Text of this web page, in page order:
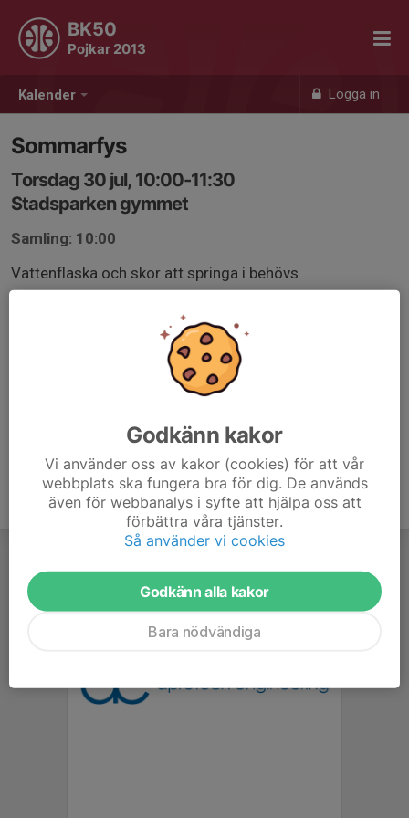
Kalender Logga in
BK50
Pojkar 2013
Sommarfys
Torsdag 30 jul, 10:00-11:30
Stadsparken gymmet
Samling: 10:00
Vattenflaska och skor att springa i behövs
Godkänn kakor
Vi använder oss av kakor (cookies) för att vår
webbplats ska fungera bra för dig. De används
även för webbanalys i syfte att hjälpa oss att
förbättra våra tjänster.
Så använder vi cookies
Godkänn alla kakor
Bara nödvändiga